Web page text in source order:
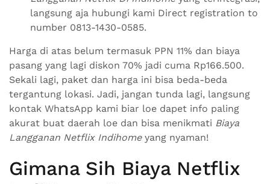
langsung aja hubungi kami Direct registration to
number 0813-1430-0585.
Harga di atas belum termasuk PPN 11% dan biaya
pasang yang lagi diskon 70% jadi cuma Rp166.500.
Sekali lagi, paket dan harga ini bisa beda-beda
tergantung lokasi. Jadi, jangan tunda lagi, langsung
kontak WhatsApp kami biar loe dapet info paling
akurat buat daerah loe dan bisa menikmati Biaya
Langganan Netflix Indihomeyang nyaman!
Gimana Sih Biaya Netflix